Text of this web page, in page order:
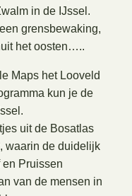
in de IJssel.
grensbewaking,
het oosten…..
Maps het Looveld
kun je de
uit de Bosatlas
waarin de duidelijk
Pruissen
van de mensen in